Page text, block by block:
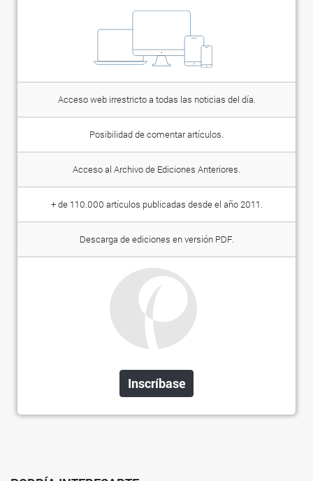
Acceso web irrestricto a todas las noticias del día.
Posibilidad de comentar artículos.
Acceso al Archivo de Ediciones Anteriores.
+ de 110.000 artículos publicadas desde el año 2011.
Descarga de ediciones en versión PDF.
Inscríbase